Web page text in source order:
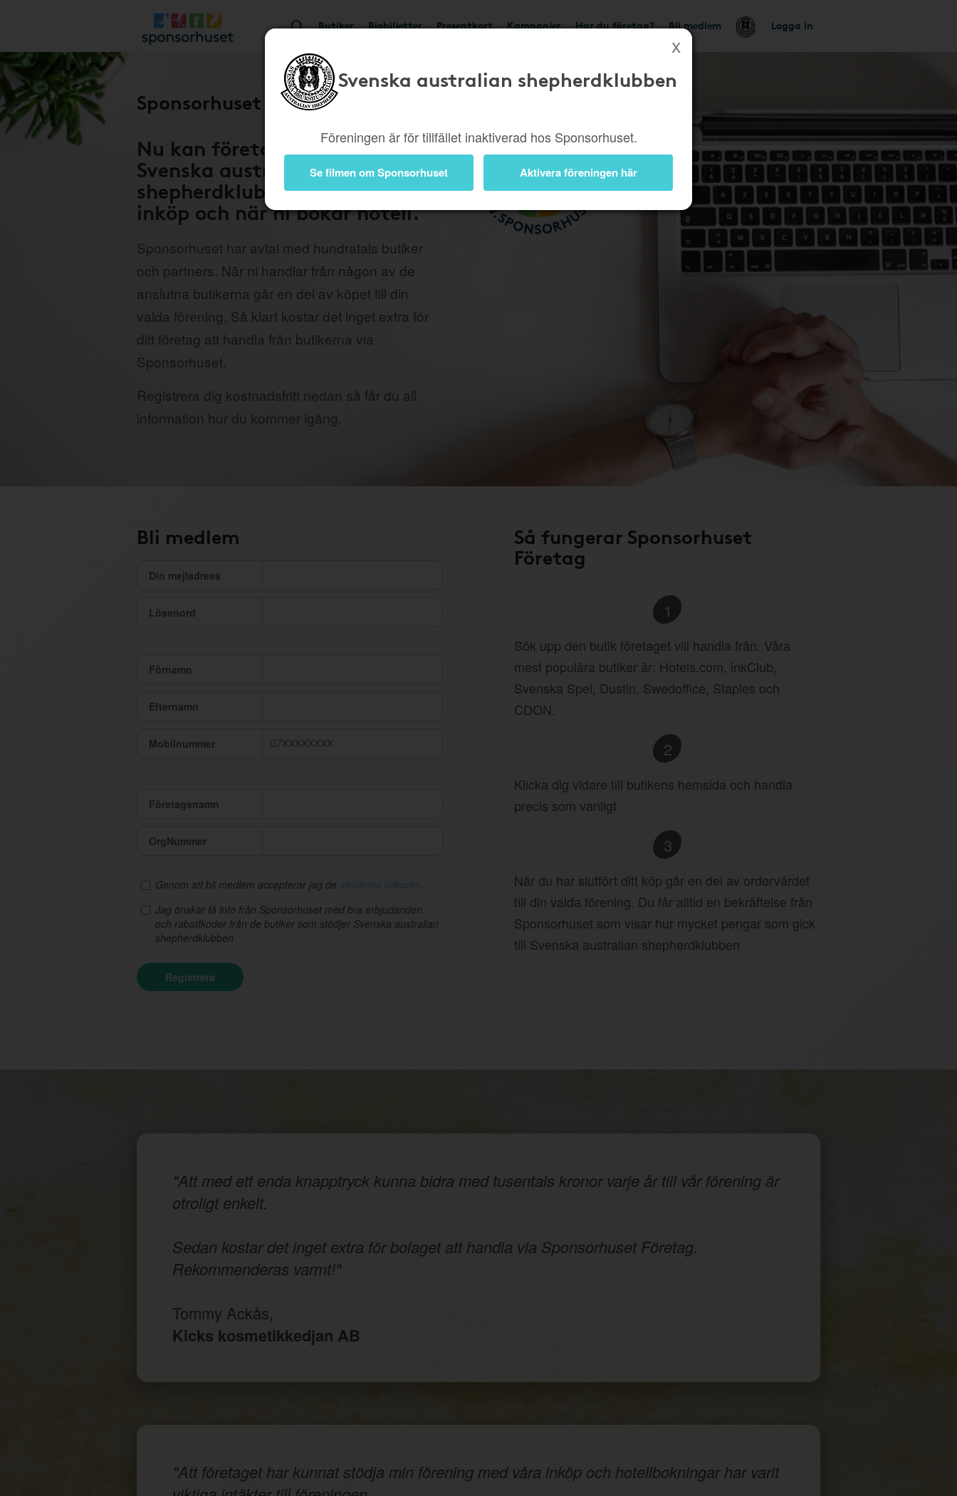
Butiker Biobiljetter Presentkort Kampanjer Har du företag? Bli medlem Logga in
Svenska australian shepherdklubben
Föreningen är för tillfället inaktiverad hos Sponsorhuset.
Se filmen om Sponsorhuset Aktivera föreningen här
Sponsorhuset Företag
Nu kan företaget stödja
Svenska australian
shepherdklubben med alla era
inköp och när ni bokar hotell.
Sponsorhuset har avtal med hundratals butiker
och partners. När ni handlar från någon av de
anslutna butikerna går en del av köpet till din
valda förening. Så klart kostar det inget extra för
ditt företag att handla från butikerna via
Sponsorhuset.
Registrera dig kostnadsfritt nedan så får du all
information hur du kommer igång.
Bli medlem
Din mejladress
Lösenord
Förnamn
Efternamn
Mobilnummer
Företagsnamn
OrgNummer
Genom att bli medlem accepterar jag de
.
Jag önskar få info från Sponsorhuset med bra erbjudanden
och rabattkoder från de butiker som stödjer Svenska australian
shepherdklubben
Registrera
Så fungerar Sponsorhuset
Företag
1
Sök upp den butik företaget vill handla från. Våra
mest populära butiker är: Hotels.com, inkClub,
Svenska Spel, Dustin, Swedoffice, Staples och
CDON.
2
Klicka dig vidare till butikens hemsida och handla
precis som vanligt
3
När du har slutfört ditt köp går en del av ordervärdet
till din valda förening. Du får alltid en bekräftelse från
Sponsorhuset som visar hur mycket pengar som gick
till Svenska australian shepherdklubben
"Att med ett enda knapptryck kunna bidra med tusentals kronor varje år till vår förening är
otroligt enkelt.
Sedan kostar det inget extra för bolaget att handla via Sponsorhuset Företag.
Rekommenderas varmt!"
Tommy Ackås,
Kicks kosmetikkedjan AB
"Att företaget har kunnat stödja min förening med våra inköp och hotellbokningar har varit